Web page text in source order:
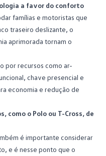
a favor do conforto
famílias e motoristas que
traseiro deslizante, o
aprimorada tornam o
por recursos como ar-
chave presencial e
economia e redução de
como o Polo ou T-Cross, de
é importante considerar
e é nesse ponto que o